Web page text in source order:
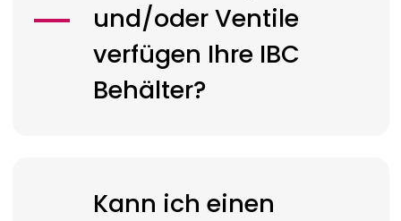
und/oder Ventile
verfügen Ihre IBC
Behälter?
Kann ich einen